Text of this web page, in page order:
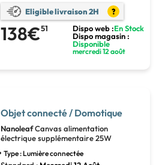
Eligible livraison 2H ?
138€51 Dispo web :En Stock
Dispo magasin :
Disponible
mercredi 12 août
Objet connecté / Domotique
NanoleafCanvas alimentation
électrique supplémentaire 25W
Type : Lumière connectée